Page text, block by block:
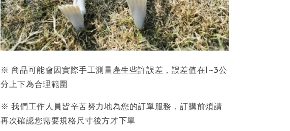
※ 商品可能會因實際手工測量產生些許誤差，誤差值在1~3公
分上下為合理範圍
※ 我們工作人員皆辛苦努力地為您的訂單服務，訂購前煩請
再次確認您需要規格尺寸後方才下單